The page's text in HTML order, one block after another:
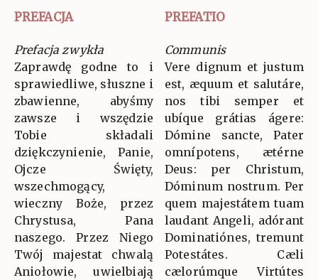
PREFACJA PREFATIO
Prefacja zwykła
Zaprawdę godne to i
sprawiedliwe, słuszne i
zbawienne, abyśmy
zawsze i wszędzie
Tobie składali
dziękczynienie, Panie,
Ojcze Święty,
wszechmogący,
wieczny Boże, przez
Chrystusa, Pana
naszego. Przez Niego
Twój majestat chwalą
Aniołowie, uwielbiają
Communis
Vere dignum et justum
est, æquum et salutáre,
nos tibi semper et
ubíque grátias ágere:
Dómine sancte, Pater
omnípotens, ætérne
Deus: per Christum,
Dóminum nostrum. Per
quem majestátem tuam
laudant Angeli, adórant
Dominatiónes, tremunt
Potestátes. Cæli
cælorúmque Virtútes